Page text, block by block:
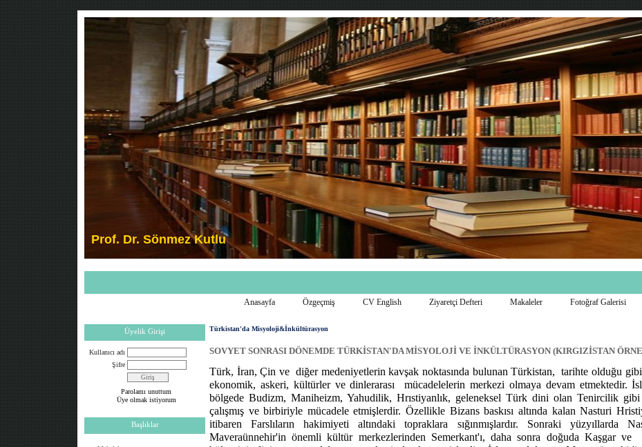
Anasayfa Özgeçmiş CV English Ziyaretçi Defteri Makaleler Fotoğraf Galerisi
Üyelik Girişi
Kullanıcı adı
Şifre
Parolamı unuttum
Üye olmak istiyorum
Başlıklar
Türkistan'da Misyoloji&İnkültürasyon
SOVYET SONRASI DÖNEMDE TÜRKİSTAN'DA MİSYOLOJİ VE İNKÜLTÜRASYON (KIRGIZİSTAN
Türk, İran, Çin ve diğer medeniyetlerin kavşak noktasında bulunan Türkistan, tarihte olduğu
ekonomik, askeri, kültürler ve dinlerarası
mücadelelerin merkezi olmaya devam etmektedir.
bölgede Budizm, Maniheizm, Yahudilik, Hrıstiyanlık, geleneksel Türk dini olan Tenircilik gibi
çalışmış ve birbiriyle mücadele etmişlerdir. Özellikle Bizans baskısı altında kalan Nasturi
itibaren Farslıların hakimiyeti altındaki topraklara sığınmışlardır. Sonraki yüzyıllarda
Maveraünnehir'in önemli kültür merkezlerinden Semerkant'ı, daha sonra doğuda Kaşgar ve